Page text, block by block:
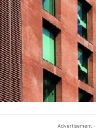
- Advertisement -